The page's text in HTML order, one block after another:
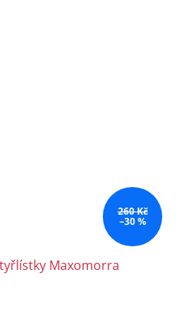
260 Kč
–30 %
Maxomorra